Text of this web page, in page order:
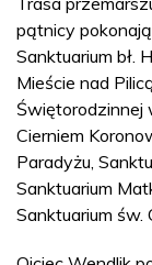
pątnicy
Sanktuarium bł.
Mieście nad
Świętorodzinnej
Cierniem
Paradyżu,
Sanktuarium
Sanktuarium św.